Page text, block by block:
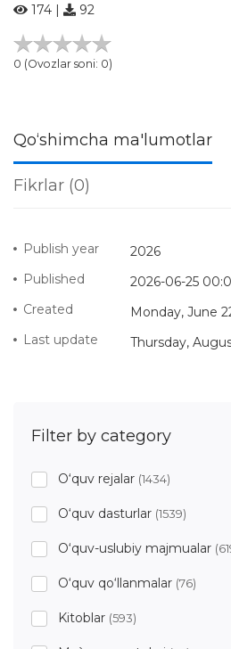
174 | 92
0 (Ovozlar soni: 0)
Qo‘shimcha ma'lumotlar
Fikrlar (0)
Publish year
2026
Published
2026-06-25
Created
Monday, June
Last update
Thursday,
Filter by category
O‘quv rejalar (1434)
O‘quv dasturlar (1539)
O‘quv-uslubiy majmualar
O‘quv qo‘llanmalar (76)
Kitoblar (593)